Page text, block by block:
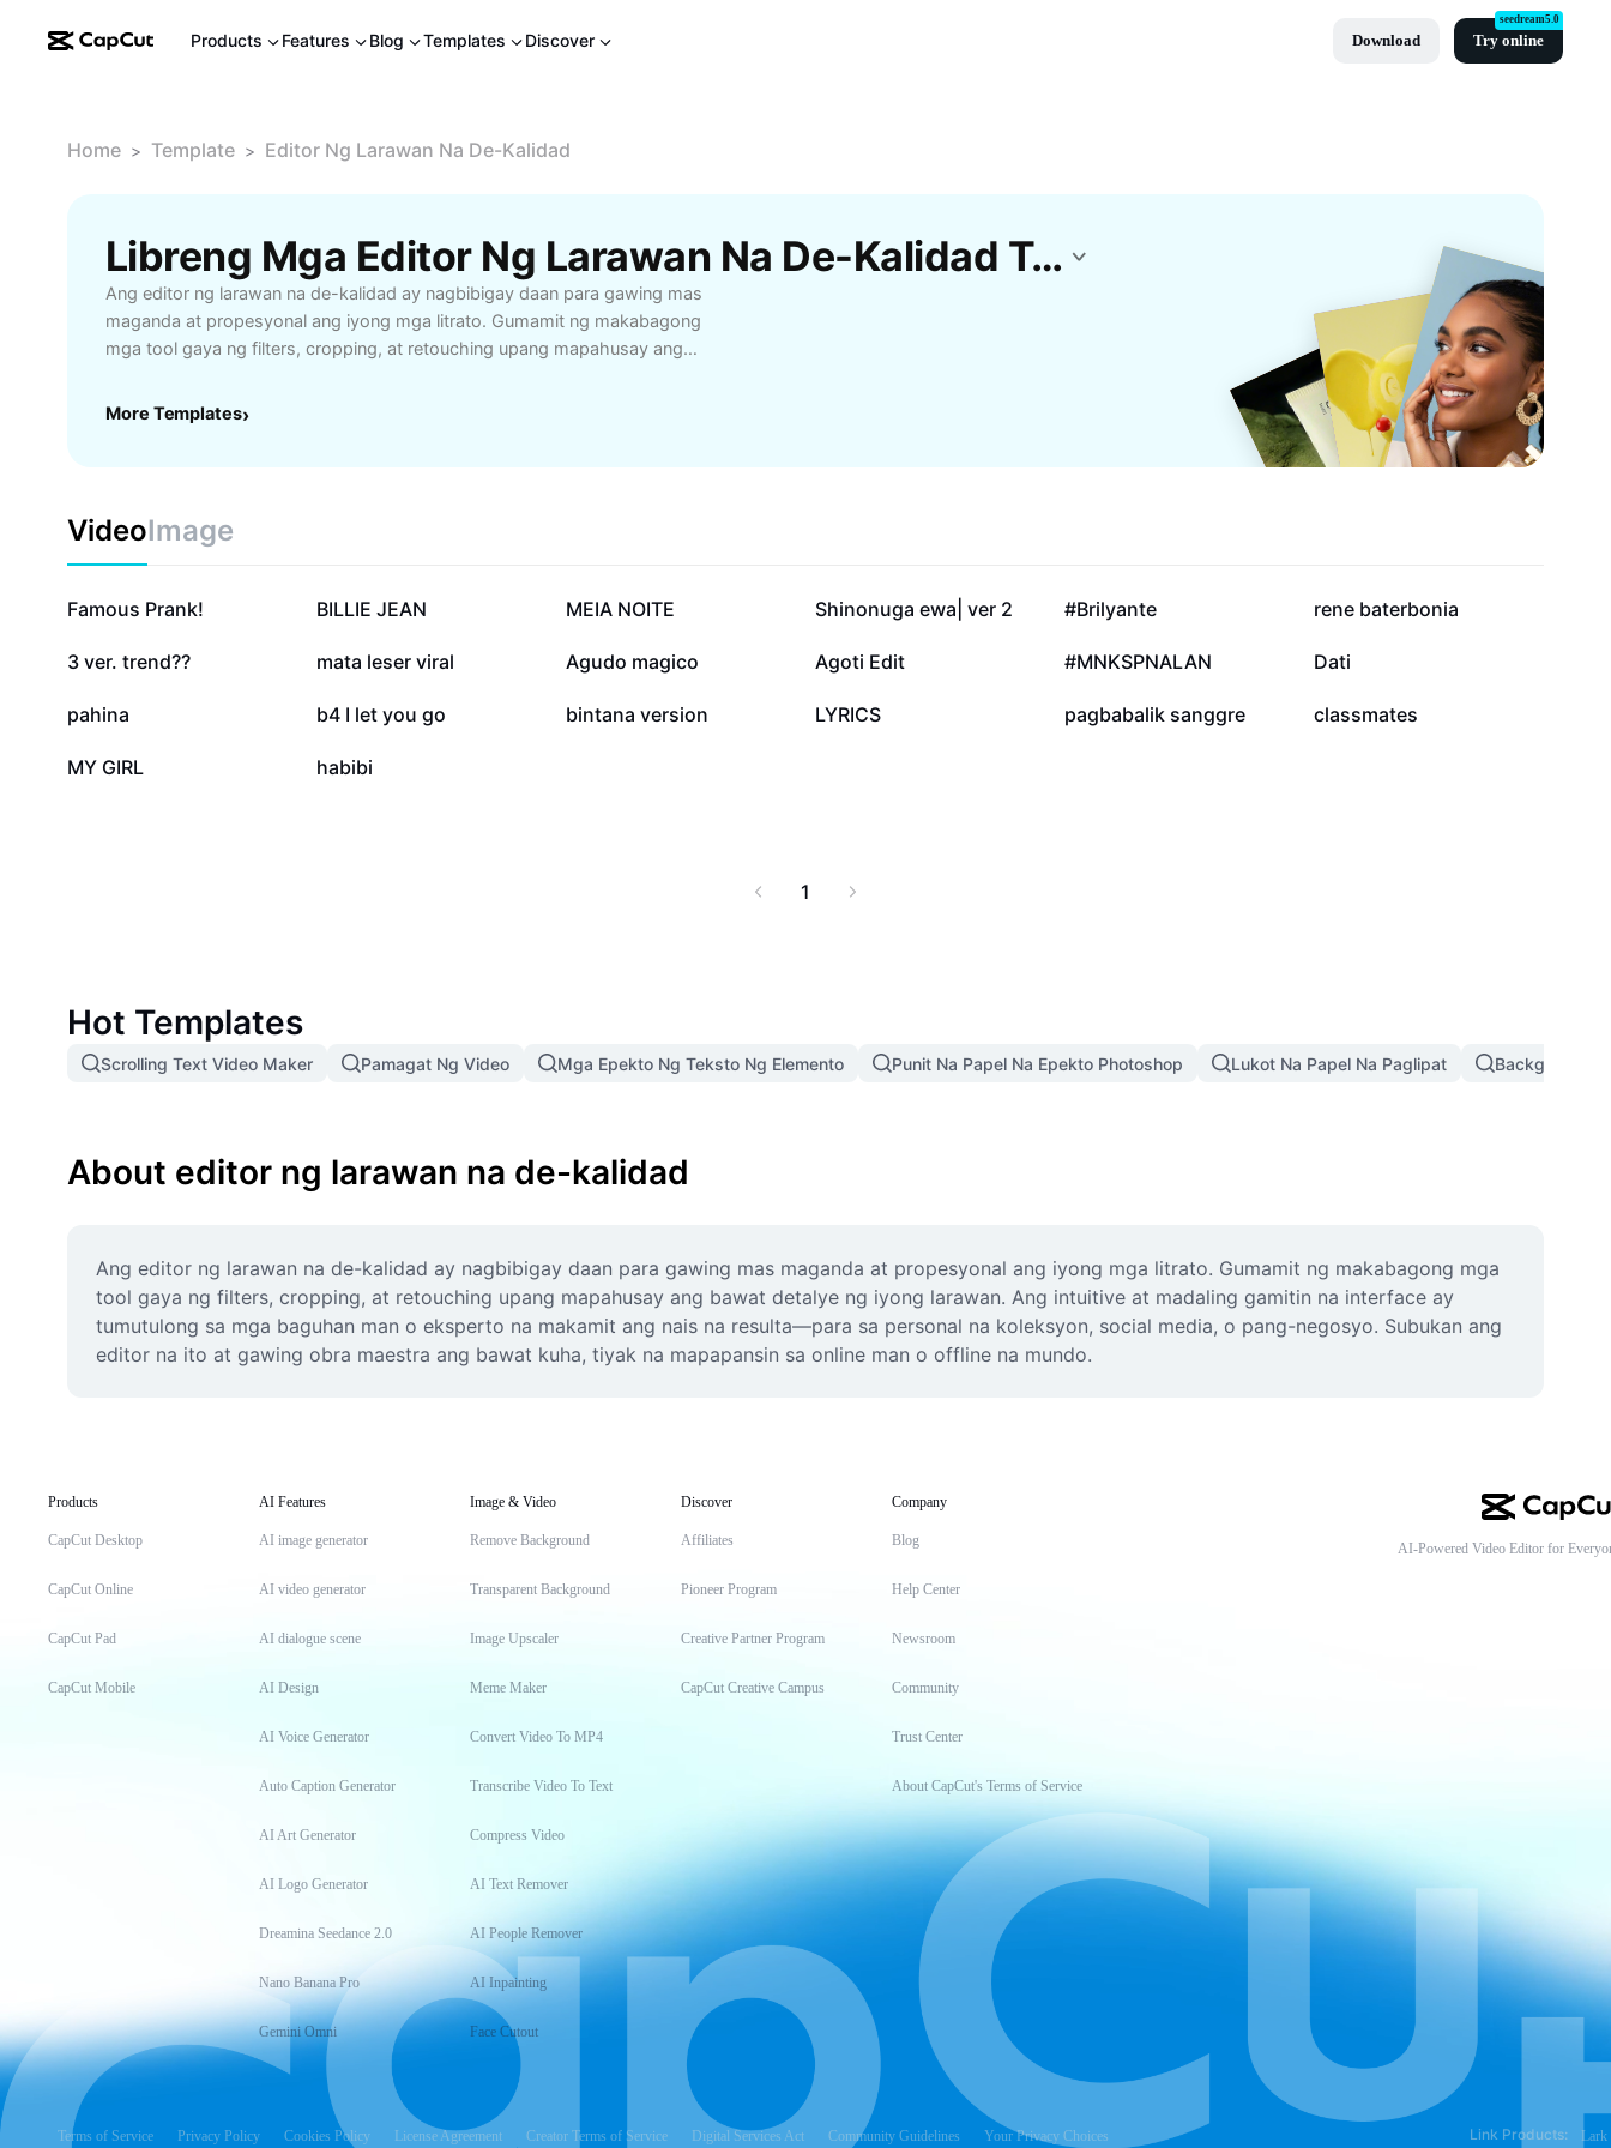
Products Features Blog Templates Discover Download Try online
seedream5.0
Home > Template > Editor Ng Larawan Na De-Kalidad
Libreng Mga Editor Ng Larawan Na De-Kalidad Template Mula Sa CapCut
Ang editor ng larawan na de-kalidad ay nagbibigay daan para gawing mas
maganda at propesyonal ang iyong mga litrato. Gumamit ng makabagong
mga tool gaya ng filters, cropping, at retouching upang mapahusay ang
ay tumutulong sa mga baguhan man o eksperto na makamit ang nais na
More Templates›
VideoImage
649.1K
Famous Prank! 516.8K
BILLIE JEAN 133.1K
MEIA NOITE 49.1K
Shinonuga ewa| ver 2 44.6K
#Brilyante 33.5K
rene baterbonia
32.4K
3 ver. trend?? 28.2K
mata leser viral 20.2K
Agudo magico 19.1K
Agoti Edit 14.3K
#MNKSPNALAN 13.4K
Dati
12.2K
pahina 9.6K
b4 I let you go 6.4K
bintana version 3.4K
LYRICS 2.7K
pagbabalik sanggre 2.1K
classmates
1.3K
MY GIRL 707
habibi
1
Hot Templates
Scrolling Text Video Maker Pamagat Ng Video Mga Epekto Ng Teksto Ng Elemento Punit Na Papel Na Epekto Photoshop Lukot Na Papel Na Paglipat Background
About editor ng larawan na de-kalidad
Ang editor ng larawan na de-kalidad ay nagbibigay daan para gawing mas maganda at propesyonal ang iyong mga litrato. Gumamit ng makabagong mga
tool gaya ng filters, cropping, at retouching upang mapahusay ang bawat detalye ng iyong larawan. Ang intuitive at madaling gamitin na interface ay
tumutulong sa mga baguhan man o eksperto na makamit ang nais na resulta—para sa personal na koleksyon, social media, o pang-negosyo. Subukan ang
editor na ito at gawing obra maestra ang bawat kuha, tiyak na mapapansin sa online man o offline na mundo.
Products
CapCut Desktop
CapCut Online
CapCut Pad
CapCut Mobile
AI Features
AI image generator
AI video generator
AI dialogue scene
AI Design
AI Voice Generator
Auto Caption Generator
AI Art Generator
AI Logo Generator
Dreamina Seedance 2.0
Nano Banana Pro
Gemini Omni
Image & Video
Remove Background
Transparent Background
Image Upscaler
Meme Maker
Convert Video To MP4
Transcribe Video To Text
Compress Video
AI Text Remover
AI People Remover
AI Inpainting
Face Cutout
Discover
Affiliates
Pioneer Program
Creative Partner Program
CapCut Creative Campus
Company
Blog
Help Center
Newsroom
Community
Trust Center
About CapCut's Terms of Service
AI-Powered Video Editor for
Terms of Service Privacy Policy Cookies Policy License Agreement Creator Terms of Service Digital Services Act Community Guidelines Your Privacy Choices Link Products: Lark